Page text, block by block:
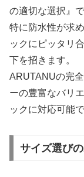
の適切な選択』で
特に防水性が求
ックにピッタリ
下を招きます。
ARUTANUの完
ーの豊富なバリ
ックに対応可能で
サイズ選び